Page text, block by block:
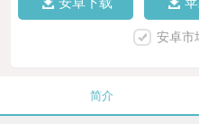
安卓市
简介